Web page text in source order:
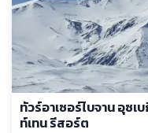
ทัวร์อาเซอร์ไบจาน อุซเ
ท์เทน รีสอร์ต